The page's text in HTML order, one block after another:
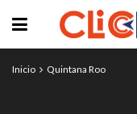
Inicio Quintana Roo